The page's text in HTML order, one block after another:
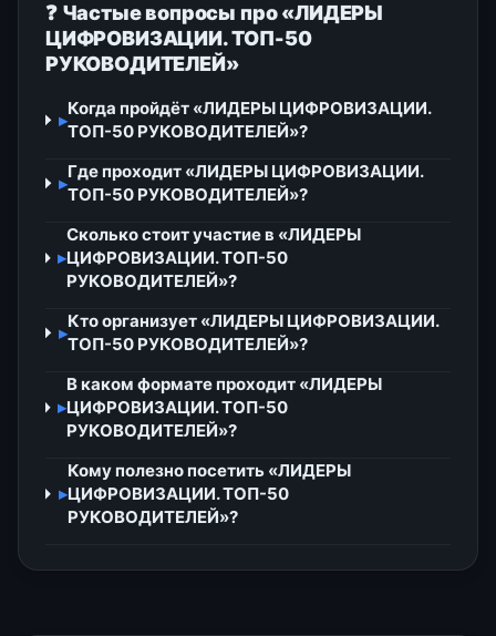
❓ Частые вопросы про «ЛИДЕРЫ
ЦИФРОВИЗАЦИИ. ТОП-50
РУКОВОДИТЕЛЕЙ»
▸
Когда пройдёт «ЛИДЕРЫ ЦИФРОВИЗАЦИИ.
ТОП-50 РУКОВОДИТЕЛЕЙ»?
▸
Где проходит «ЛИДЕРЫ ЦИФРОВИЗАЦИИ.
ТОП-50 РУКОВОДИТЕЛЕЙ»?
▸
Сколько стоит участие в «ЛИДЕРЫ
ЦИФРОВИЗАЦИИ. ТОП-50
РУКОВОДИТЕЛЕЙ»?
▸
Кто организует «ЛИДЕРЫ ЦИФРОВИЗАЦИИ.
ТОП-50 РУКОВОДИТЕЛЕЙ»?
▸
В каком формате проходит «ЛИДЕРЫ
ЦИФРОВИЗАЦИИ. ТОП-50
РУКОВОДИТЕЛЕЙ»?
▸
Кому полезно посетить «ЛИДЕРЫ
ЦИФРОВИЗАЦИИ. ТОП-50
РУКОВОДИТЕЛЕЙ»?